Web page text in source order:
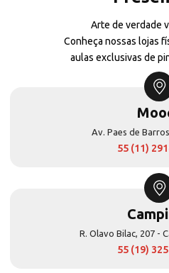
Arte de verdade
Conheça nossas lojas
aulas exclusivas de
Av. Paes de
55 (11)
R. Olavo Bilac, 207 -
55 (19)